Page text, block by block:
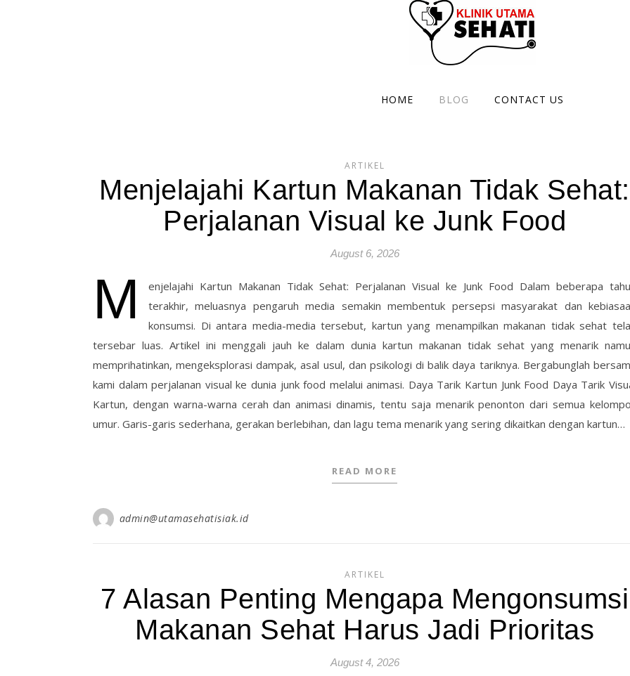
HOME BLOG CONTACT US
ARTIKEL
Menjelajahi Kartun Makanan Tidak Sehat:
Perjalanan Visual ke Junk Food
August 6, 2026
M
enjelajahi Kartun Makanan Tidak Sehat: Perjalanan Visual ke Junk Food Dalam beberapa
terakhir, meluasnya pengaruh media semakin membentuk persepsi masyarakat dan
konsumsi. Di antara media-media tersebut, kartun yang menampilkan makanan tidak sehat
tersebar luas. Artikel ini menggali jauh ke dalam dunia kartun makanan tidak sehat yang menarik
memprihatinkan, mengeksplorasi dampak, asal usul, dan psikologi di balik daya tariknya. Bergabunglah
kami dalam perjalanan visual ke dunia junk food melalui animasi. Daya Tarik Kartun Junk Food Daya Tarik
Kartun, dengan warna-warna cerah dan animasi dinamis, tentu saja menarik penonton dari semua
umur. Garis-garis sederhana, gerakan berlebihan, dan lagu tema menarik yang sering dikaitkan dengan kartun…
READ MORE
admin@utamasehatisiak.id
ARTIKEL
7 Alasan Penting Mengapa Mengonsumsi
Makanan Sehat Harus Jadi Prioritas
August 4, 2026